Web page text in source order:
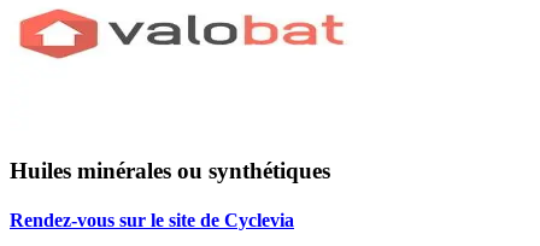
Huiles minérales ou synthétiques
Rendez-vous sur le site de Cyclevia